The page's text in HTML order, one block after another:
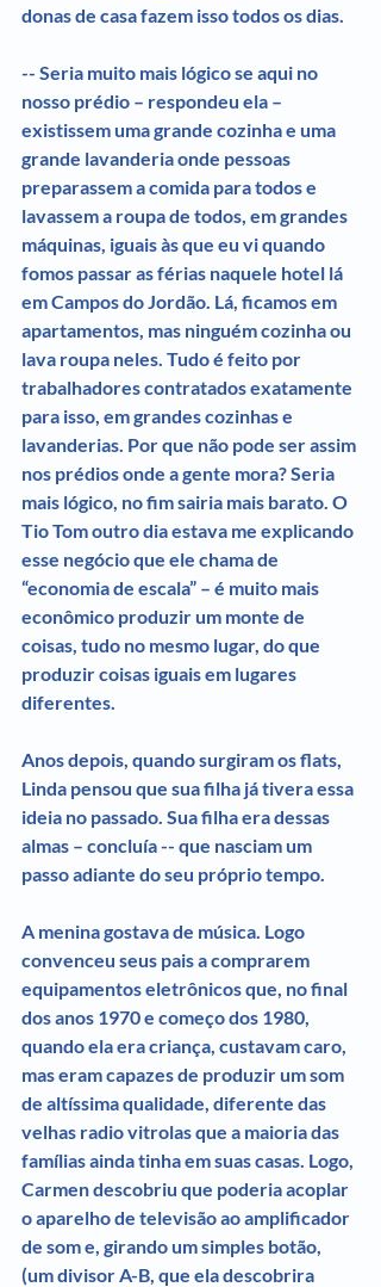
donas de casa fazem isso todos os dias.
-- Seria muito mais lógico se aqui no
nosso prédio – respondeu ela –
existissem uma grande cozinha e uma
grande lavanderia onde pessoas
preparassem a comida para todos e
lavassem a roupa de todos, em grandes
máquinas, iguais às que eu vi quando
fomos passar as férias naquele hotel lá
em Campos do Jordão. Lá, ficamos em
apartamentos, mas ninguém cozinha ou
lava roupa neles. Tudo é feito por
trabalhadores contratados exatamente
para isso, em grandes cozinhas e
lavanderias. Por que não pode ser assim
nos prédios onde a gente mora? Seria
mais lógico, no fim sairia mais barato. O
Tio Tom outro dia estava me explicando
esse negócio que ele chama de
“economia de escala” – é muito mais
econômico produzir um monte de
coisas, tudo no mesmo lugar, do que
produzir coisas iguais em lugares
diferentes.
Anos depois, quando surgiram os flats,
Linda pensou que sua filha já tivera essa
ideia no passado. Sua filha era dessas
almas – concluía -- que nasciam um
passo adiante do seu próprio tempo.
A menina gostava de música. Logo
convenceu seus pais a comprarem
equipamentos eletrônicos que, no final
dos anos 1970 e começo dos 1980,
quando ela era criança, custavam caro,
mas eram capazes de produzir um som
de altíssima qualidade, diferente das
velhas radio vitrolas que a maioria das
famílias ainda tinha em suas casas. Logo,
Carmen descobriu que poderia acoplar
o aparelho de televisão ao amplificador
de som e, girando um simples botão,
(um divisor A-B, que ela descobrira